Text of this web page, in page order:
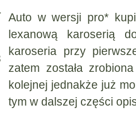
Auto w wersji pro*
lexanową karoserią
karoseria przy
zatem została
kolejnej jednakże już
tym w dalszej części